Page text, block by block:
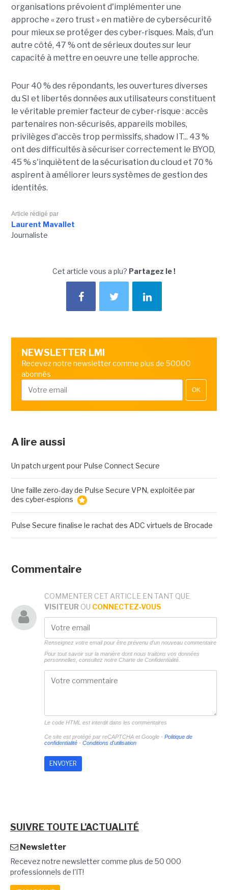
organisations prévoient d'implémenter une
approche « zero trust » en matière de cybersécurité
pour mieux se protéger des cyber-risques. Mais, d'un
autre côté, 47 % ont de sérieux doutes sur leur
capacité à mettre en oeuvre une telle approche.
Pour 40 % des répondants, les ouvertures diverses
du SI et libertés données aux utilisateurs constituent
le véritable premier facteur de cyber-risque : accès
partenaires non-sécurisés, appareils mobiles,
privilèges d'accès trop permissifs, shadow IT... 43 %
ont des difficultés à sécuriser correctement le BYOD,
45 % s'inquiètent de la sécurisation du cloud et 70 %
aspirent à améliorer leurs systèmes de gestion des
identités.
Article rédigé par
Laurent Mavallet
Journaliste
Cet article vous a plu? Partagez le !
NEWSLETTER LMI
Recevez notre newsletter comme plus de 50000
abonnés
OK
A lire aussi
Un patch urgent pour Pulse Connect Secure
Une faille zero-day de Pulse Secure VPN, exploitée par
des cyber-espions
Pulse Secure finalise le rachat des ADC virtuels de Brocade
Commentaire
COMMENTER CET ARTICLE EN TANT QUE
VISITEUR OU CONNECTEZ-VOUS
Renseignez votre email pour être prévenu d'un nouveau commentaire
Pour tout savoir sur la manière dont nous traitons vos données
personnelles, consultez notre Charte de Confidentialité.
Le code HTML est interdit dans les commentaires
Ce site est protégé par reCAPTCHA et Google - Politique de
confidentialité- Conditions d'utilisation
SUIVRE TOUTE L'ACTUALITÉ
Newsletter
Recevez notre newsletter comme plus de 50 000
professionnels de l'IT!